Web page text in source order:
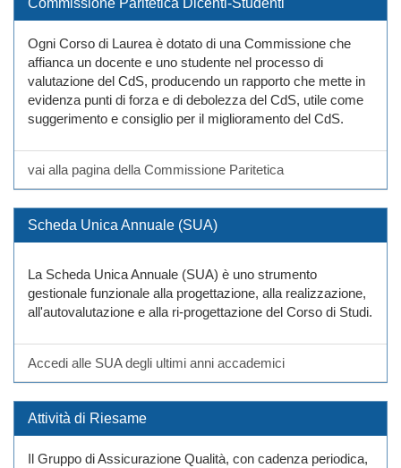
Commissione Paritetica Dicenti-Studenti
Ogni Corso di Laurea è dotato di una Commissione che
affianca un docente e uno studente nel processo di
valutazione del CdS, producendo un rapporto che mette in
evidenza punti di forza e di debolezza del CdS, utile come
suggerimento e consiglio per il miglioramento del CdS.
vai alla pagina della Commissione Paritetica
Scheda Unica Annuale (SUA)
La Scheda Unica Annuale (SUA) è uno strumento
gestionale funzionale alla progettazione, alla realizzazione,
all'autovalutazione e alla ri-progettazione del Corso di Studi.
Accedi alle SUA degli ultimi anni accademici
Attività di Riesame
Il Gruppo di Assicurazione Qualità, con cadenza periodica,